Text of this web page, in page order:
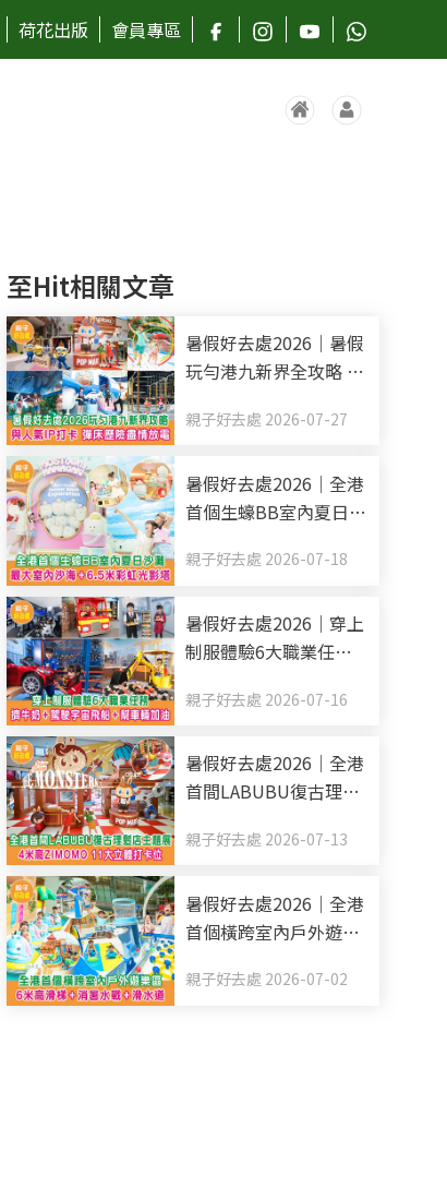
荷花出版 會員專區
至Hit相關文章
暑假好去處2026｜暑假
玩勻港九新界全攻略 與
情放電（持續更新）
親子好去處 2026-07-27
暑假好去處2026｜全港
首個生蠔BB室內夏日沙
彩虹光影塔
親子好去處 2026-07-18
暑假好去處2026｜穿上
制服體驗6大職業任務
+幫車輛加油
親子好去處 2026-07-16
暑假好去處2026｜全港
首間LABUBU復古理髮
ZIMOMO 11大立體打卡
親子好去處 2026-07-13
暑假好去處2026｜全港
首個橫跨室內戶外遊樂
+滑水道
親子好去處 2026-07-02